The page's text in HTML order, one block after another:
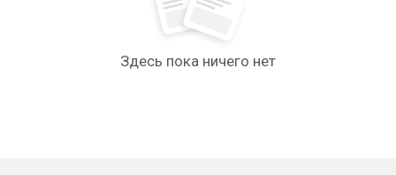
Здесь пока ничего нет